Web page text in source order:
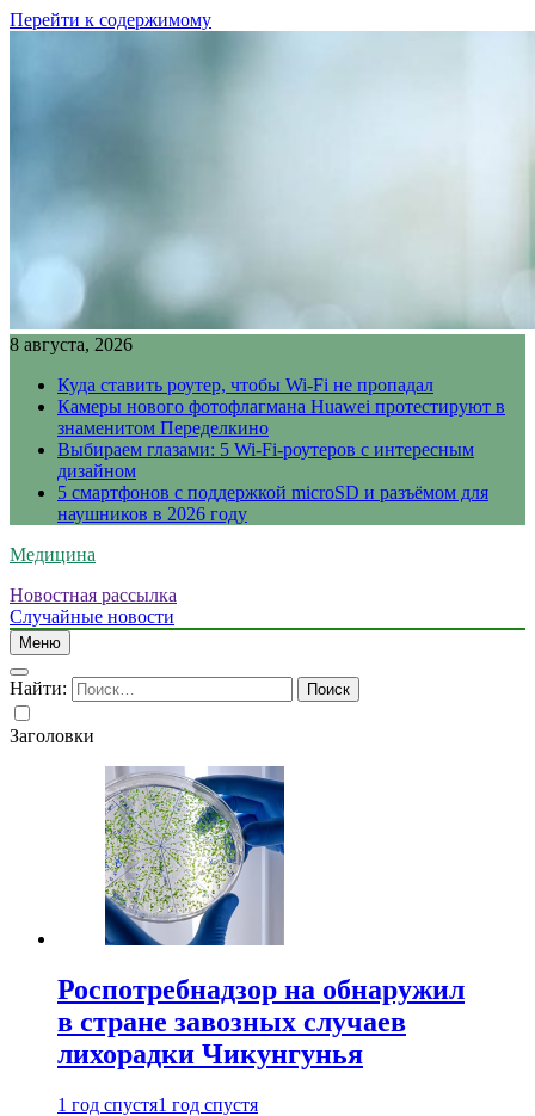
Перейти к содержимому
8 августа, 2026
Куда ставить роутер, чтобы Wi-Fi не пропадал
Камеры нового фотофлагмана Huawei протестируют в
знаменитом Переделкино
Выбираем глазами: 5 Wi-Fi-роутеров с интересным
дизайном
5 смартфонов с поддержкой microSD и разъёмом для
наушников в 2026 году
Медицина
Новостная рассылка
Случайные новости
Меню
Найти:
Заголовки
Роспотребнадзор на обнаружил
в стране завозных случаев
лихорадки Чикунгунья
1 год спустя1 год спустя